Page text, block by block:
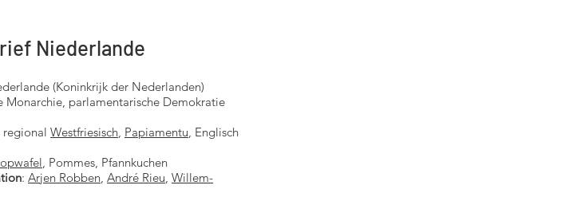
Niederlande
(Koninkrijk der Nederlanden)
Monarchie, parlamentarische Demokratie
regional Westfriesisch, Papiamentu, Englisch
, Pommes, Pfannkuchen
: Arjen Robben, André Rieu, Willem-